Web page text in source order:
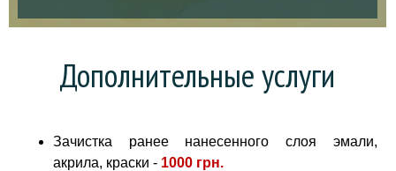
Дополнительные услуги
Зачистка ранее нанесенного слоя эмали,
акрила, краски - 1000 грн.